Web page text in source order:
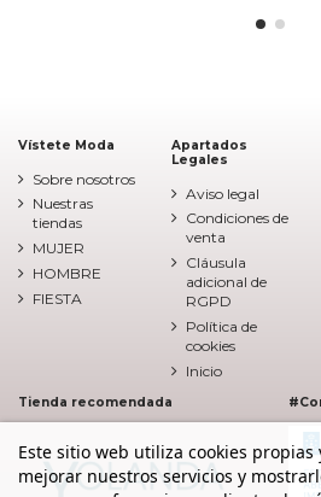
Vístete Moda
Sobre nosotros
Nuestras
tiendas
MUJER
HOMBRE
FIESTA
Apartados
Legales
Aviso legal
Condiciones de
venta
Cláusula
adicional de
RGPD
Política de
cookies
Inicio
Este sitio web utiliza cookies propias
mejorar nuestros servicios y
Tienda recomendada